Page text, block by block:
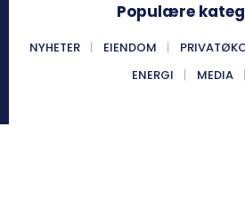
Populære
NYHETER EIENDOM
ENERGI
MEDIA